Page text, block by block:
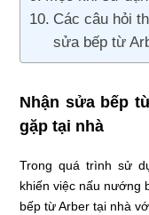
Các câu hỏi
sửa bếp từ
Nhận sửa bếp
gặp tại nhà
Trong quá trình sử
khiến việc nấu nướng
bếp từ Arber tại nhà